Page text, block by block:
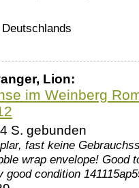
Lion:
im Weinberg
S. gebunden
fast keine
wrap envelope! Good
condition